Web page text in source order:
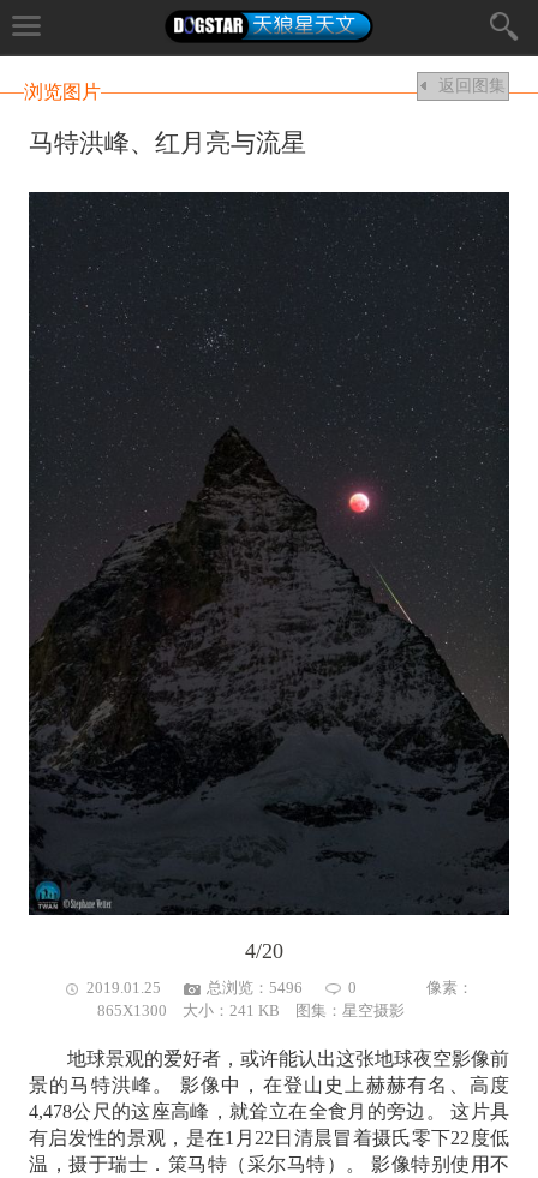
浏览图片 返回图集
马特洪峰、红月亮与流星
4/20
2019.01.25 总浏览：5496 0
像素：
865X1300 大小：241 KB 图集： 星空摄影
地球景观的爱好者，或许能认出这张地球夜空影像前
景的马特洪峰。 影像中，在登山史上赫赫有名、高度
4,478公尺的这座高峰，就耸立在全食月的旁边。 这片具
有启发性的景观，是在1月22日清晨冒着摄氏零下22度低
温，摄于瑞士．策马特（采尔马特）。 影像特别使用不